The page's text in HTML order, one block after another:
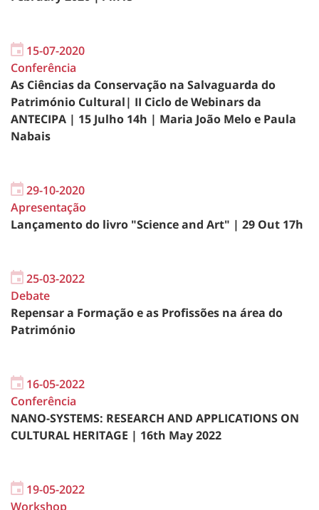
15-07-2020
Conferência
As Ciências da Conservação na Salvaguarda do
Património Cultural| II Ciclo de Webinars da
ANTECIPA | 15 Julho 14h | Maria João Melo e Paula
Nabais
29-10-2020
Apresentação
Lançamento do livro "Science and Art" | 29 Out 17h
25-03-2022
Debate
Repensar a Formação e as Profissões na área do
Património
16-05-2022
Conferência
NANO-SYSTEMS: RESEARCH AND APPLICATIONS ON
CULTURAL HERITAGE | 16th May 2022
19-05-2022
Workshop